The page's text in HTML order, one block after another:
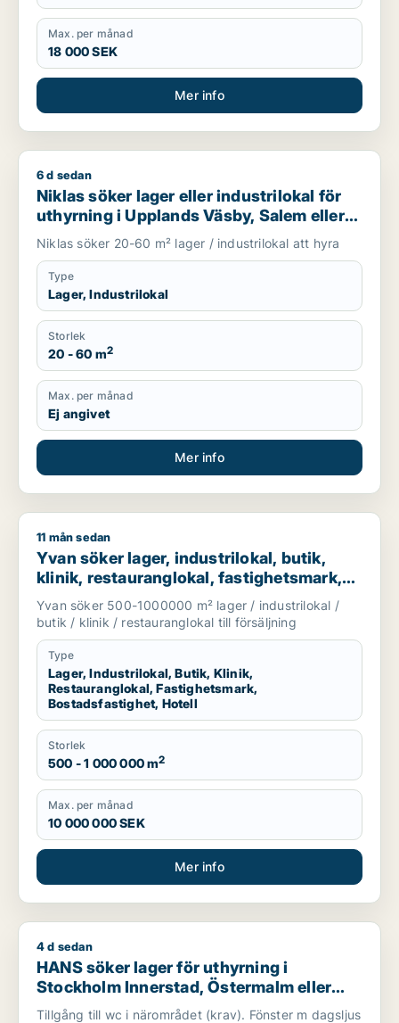
Max. per månad
18 000 SEK
Mer info
Niklas söker lager eller industrilokal för uthyrning i
6 d sedan
Niklas söker lager eller industrilokal för
uthyrning i Upplands Väsby, Salem eller
Upplands-Bro m.fl.
Niklas söker 20-60 m² lager / industrilokal att hyra
Type
Lager, Industrilokal
Storlek
20 - 60 m2
Max. per månad
Ej angivet
Mer info
Yvan söker lager, industrilokal, butik, klinik,
11 mån sedan
Yvan söker lager, industrilokal, butik,
klinik, restauranglokal, fastighetsmark,
bostadsfastighet eller hotell till salu i
Stockholm
Yvan söker 500-1000000 m² lager / industrilokal /
butik / klinik / restauranglokal till försäljning
Type
Lager, Industrilokal, Butik, Klinik,
Restauranglokal, Fastighetsmark,
Bostadsfastighet, Hotell
Storlek
500 - 1 000 000 m2
Max. per månad
10 000 000 SEK
Mer info
HANS söker lager för uthyrning i Stockholm Innerstad,
4 d sedan
HANS söker lager för uthyrning i
Stockholm Innerstad, Östermalm eller
Gärdet/Djurgården
Tillgång till wc i närområdet (krav). Fönster m dagsljus